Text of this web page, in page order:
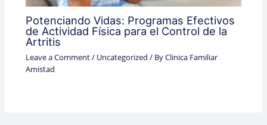
Potenciando Vidas: Programas Efectivos
de Actividad Física para el Control de la
Artritis
Leave a Comment/ Uncategorized / ByClinica Familiar
Amistad